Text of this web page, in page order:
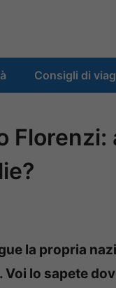
Consigli di
Florenzi:
la propria
lo sapete